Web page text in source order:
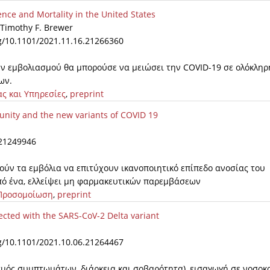
and Mortality in the United States
F. Brewer
2021.11.16.21266360
θα μπορούσε να μειώσει την COVID-19 σε
και Υπηρεσίες, preprint
and the new variants of COVID 19
τα εμβόλια να επιτύχουν ικανοποιητικό επίπεδο ανοσίας του
ένα, ελλείψει μη φαρμακευτικών παρεμβάσεων
, preprint
with the SARS-CoV-2 Delta variant
2021.10.06.21264467